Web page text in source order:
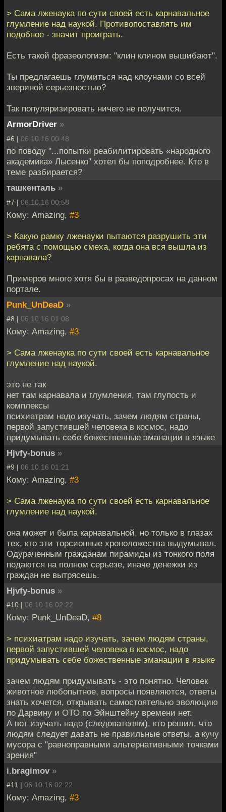
> Сама лженаука по сути своей есть карнавальное
глумление над наукой. Противопоставлять им
подобное - значит проиграть.
Есть такой фразеологизм: "клин клином вышибают".
Ты предлагаешь глумиться над клоунами со всей
звериной серьезностью?
Так популяризировать ничего не получится.
ArmorDriver »
#6 | 06.10.16 00:48
по поводу "...попытки реабилитировать «народного
академика» Лысенко" хотел бы поподробнее. Кто в
теме разбирается?
ташкенталь »
#7 | 06.10.16 00:58
Кому: Amazing, #3
> Какую рамку лженауки пытаются разрушить эти
ребята с помощью смеха, когда она вся вышла из
карнавала?
Примеров много хотя бы в разведопросах на данном
портале.
Punk_UnDeaD »
#8 | 06.10.16 01:08
Кому: Amazing, #3
> Сама лженаука по сути своей есть карнавальное
глумление над наукой.
это не так
нет там карнавала и глумления, там глупость и
комплексы
психиатрам надо изучать, зачем людям страны,
первой запустившей человека в космос, надо
придумывать себе божественные эманации в языке
Hjvfy-bonus »
#9 | 06.10.16 01:21
Кому: Amazing, #3
> Сама лженаука по сути своей есть карнавальное
глумление над наукой.
она может и была карнавальной, но только в глазах
тех, кто эти торсионные хроноложества выдумывал.
Одураченным гражданам пирамиды из тонкого поля
подаются на полном серьезе, иначе денежки из
граждан не вытрясешь.
Hjvfy-bonus »
#10 | 06.10.16 02:22
Кому: Punk_UnDeaD, #8
> психиатрам надо изучать, зачем людям страны,
первой запустившей человека в космос, надо
придумывать себе божественные эманации в языке
зачем людям придумывать - это понятно. Человек
животное любопытное, вопросы появляются, ответы
знать хочется, открывать самостоятельно эволюцию
по Дарвину и ОТО по Эйнштейну времени нет.
А вот изучать надо (следователям), кто решил, что
людям следует давать не правильные ответы, а кучу
мусора с "равноправными альтернативными точками
зрения"
i.bragimov »
#11 | 06.10.16 02:22
Кому: Amazing, #3